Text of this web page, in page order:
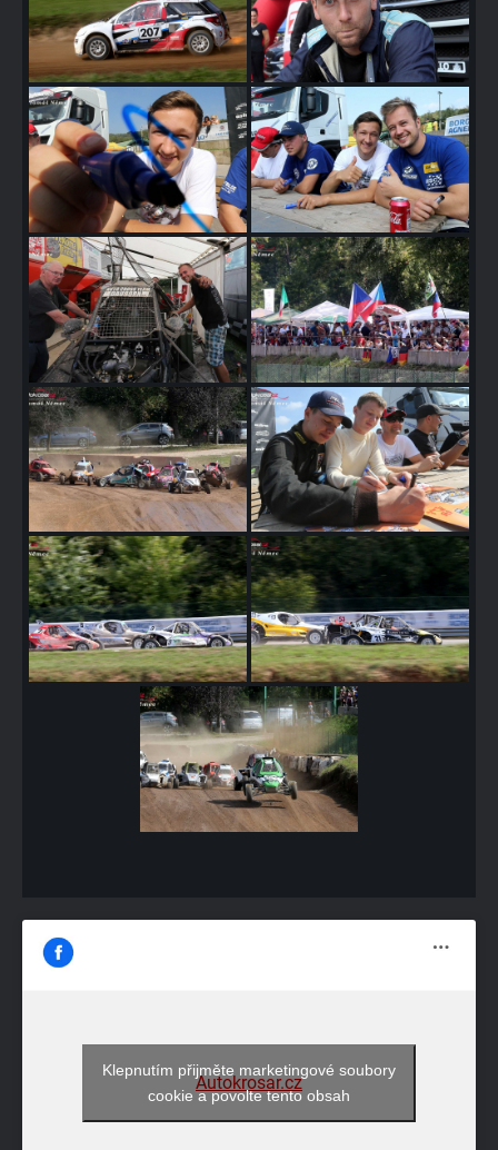
Autokrosar.cz
Klepnutím přijměte marketingové soubory
cookie a povolte tento obsah